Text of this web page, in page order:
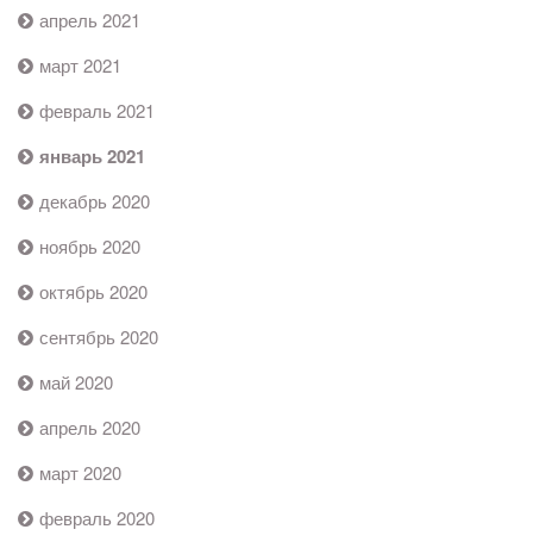
апрель 2021
март 2021
февраль 2021
январь 2021
декабрь 2020
ноябрь 2020
октябрь 2020
сентябрь 2020
май 2020
апрель 2020
март 2020
февраль 2020